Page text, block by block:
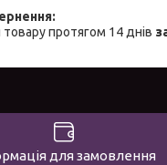
протягом 14 днів
для замовлення